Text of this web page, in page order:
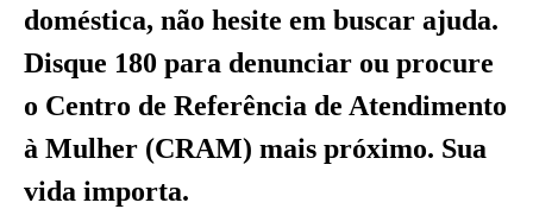
doméstica, não hesite em buscar ajuda.
Disque 180 para denunciar ou procure
o Centro de Referência de Atendimento
à Mulher (CRAM) mais próximo. Sua
vida importa.